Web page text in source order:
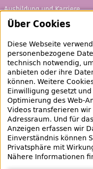
Ausbildung und Karriere
Schaufenster
Empfehlungen
Bibliotheksausweis
Highlights
Veranstaltungen &
Veranstaltungsübersicht
Lern- und
Über Cookies
Diese Webseite
personenbezogene
technisch notwendig,
anbieten oder ihre
können. Weitere
Einwilligung gesetzt
Optimierung desWeb-
Videos transferieren
Adressraum. Und für
Anzeigen erfassen wir
Einverständnis können
Privatsphäre mit
Nähere Informationen